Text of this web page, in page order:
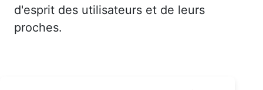
d'esprit des utilisateurs et de leurs
proches.